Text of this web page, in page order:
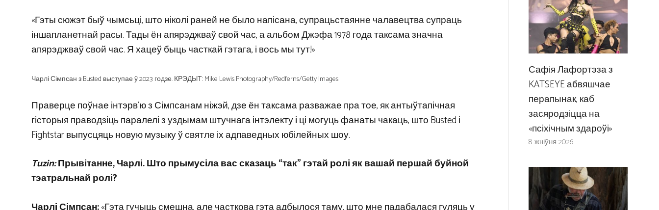
«Гэты сюжэт быў чымсьці, што ніколі раней не было напісана, супрацьстаянне чалавецтва супраць
іншапланетнай расы. Тады ён апярэджваў свой час, а альбом Джэфа 1978 года таксама значна
апярэджваў свой час. Я хацеў быць часткай гэтага, і вось мы тут!»
Чарлі Сімпсан з Busted выступае ў 2023 годзе. КРЭДЫТ: Mike Lewis Photography/Redferns/Getty Images
Праверце поўнае інтэрв’ю з Сімпсанам ніжэй, дзе ён таксама разважае пра тое, як антыўтапічная
гісторыя праводзіць паралелі з уздымам штучнага інтэлекту і ці могуць фанаты чакаць, што Busted і
Fightstar выпусцяць новую музыку ў святле іх адпаведных юбілейных шоу.
Tuzin:Прывітанне, Чарлі. Што прымусіла вас сказаць “так” гэтай ролі як вашай першай буйной
тэатральнай ролі?
Сафія Лафортэза з
KATSEYE абвяшчае
перапынак, каб
засяродзіцца на
«псіхічным здароўі»
8 жніўня 2026